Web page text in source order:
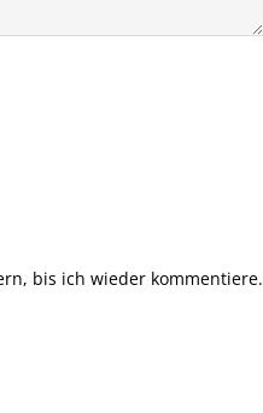
bis ich wieder kommentiere.